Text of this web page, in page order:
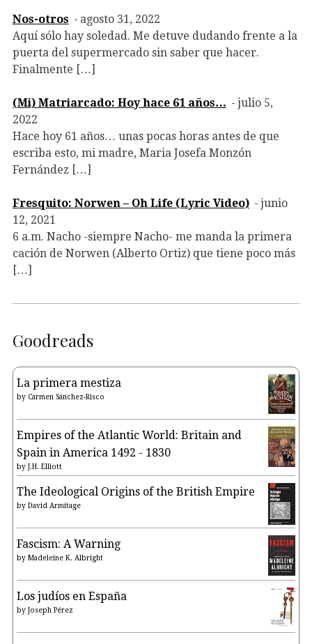
Nos-otros
agosto 31, 2022
Aquí sólo hay soledad. Me detuve dudando frente a la
puerta del supermercado sin saber que hacer.
Finalmente […]
(Mi) Matriarcado: Hoy hace 61 años…
julio 5,
2022
Hace hoy 61 años… unas pocas horas antes de que
escriba esto, mi madre, Maria Josefa Monzón
Fernández […]
Fresquito: Norwen – Oh Life (Lyric Video)
junio
12, 2021
6 a.m. Nacho -siempre Nacho- me manda la primera
cación de Norwen (Alberto Ortiz) que tiene poco más
[…]
Goodreads
La primera mestiza
by Carmen Sánchez-Risco
Empires of the Atlantic World: Britain and
Spain in America 1492 - 1830
by J.H. Elliott
The Ideological Origins of the British Empire
by David Armitage
Fascism: A Warning
by Madeleine K. Albright
Los judíos en España
by Joseph Pérez